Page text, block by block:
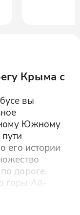
Крыма с
вы
Южному
его истории
дороге,
горы Ай-